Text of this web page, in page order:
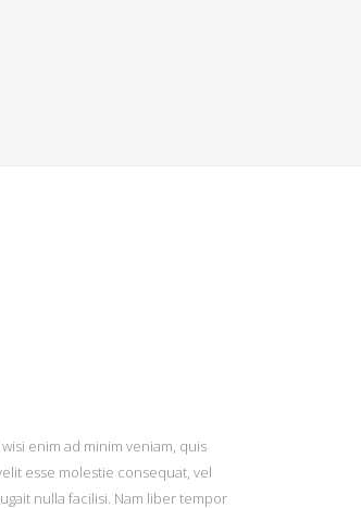
enim ad minim veniam, quis
esse molestie consequat, vel
nulla facilisi. Nam liber tempor